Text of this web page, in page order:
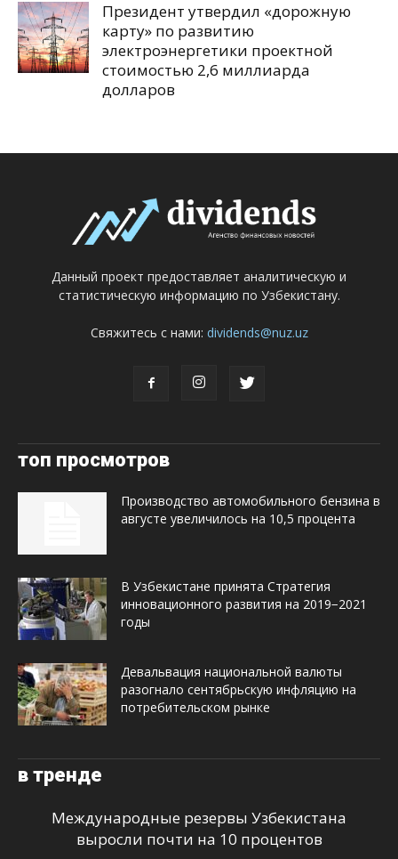
Президент утвердил «дорожную
карту» по развитию
электроэнергетики проектной
стоимостью 2,6 миллиарда
долларов
Данный проект предоставляет аналитическую и
статистическую информацию по Узбекистану.
Свяжитесь с нами: dividends@nuz.uz
топ просмотров
Производство автомобильного бензина в
августе увеличилось на 10,5 процента
В Узбекистане принята Стратегия
инновационного развития на 2019−2021
годы
Девальвация национальной валюты
разогнало сентябрьскую инфляцию на
потребительском рынке
в тренде
Международные резервы Узбекистана
выросли почти на 10 процентов